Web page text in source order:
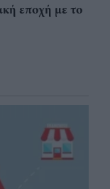
εποχή με το